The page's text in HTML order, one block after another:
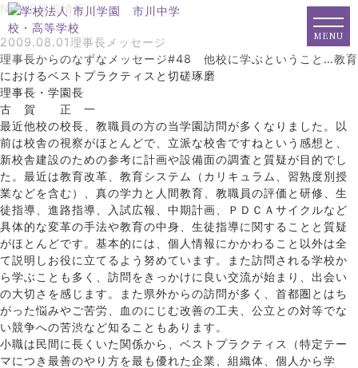
MENU
NEWS新着情報
2009.08.01理事長メッセージ
理事長からのなずなメッセージ#48 他校に学ぶということ…教育
におけるベストプラクティスと切磋琢磨
理事長・学園長
古 賀 正 一
最近他校の校長、教職員の方の当学園訪問が多くなりました。以
前は校舎の視察がほとんどで、立派な校舎ですねという感想と、
新校舎建設のための参考に計画や設備面の調査と質疑が目的でし
た。最近は教育改革、教育システム（カリキュラム、習熟度別授
業などを含む）、真の学力と人間教育、教職員の評価と研修、生
徒指導、進路指導、入試広報、中期計画、ＰＤＣＡサイクルなど
具体的な変革の手法や教育の中身、生徒指導に関することと質疑
がほとんどです。基本的には、個人情報にかかわること以外は全
て説明しお役に立てるよう努めています。また訪問される学校か
ら学ぶことも多く、訪問をきっかけに良い交流が始まり、出会い
の大切さを感じます。また県外からの訪問が多く、首都圏とはち
がった悩みやご苦労、血のにじむ改善の工夫、公立との対等でな
い競争への苦渋など知ることもあります。
小職は民間に長くいた関係から、ベストプラクティス（特定テー
マにつき最善のやり方を最も優れた企業、組織体、個人から学